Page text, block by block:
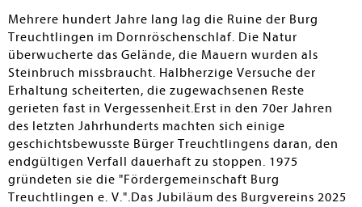
Mehrere hundert Jahre lang lag die Ruine der Burg
Treuchtlingen im Dornröschenschlaf. Die Natur
überwucherte das Gelände, die Mauern wurden als
Steinbruch missbraucht. Halbherzige Versuche der
Erhaltung scheiterten, die zugewachsenen Reste
gerieten fast in Vergessenheit.Erst in den 70er Jahren
des letzten Jahrhunderts machten sich einige
geschichtsbewusste Bürger Treuchtlingens daran, den
endgültigen Verfall dauerhaft zu stoppen. 1975
gründeten sie die "Fördergemeinschaft Burg
Treuchtlingen e. V.".Das Jubiläum des Burgvereins 2025